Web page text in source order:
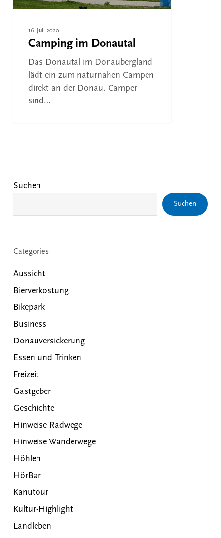
16. Juli 2020
Camping im Donautal
Das Donautal im Donaubergland
lädt ein zum naturnahen Campen
direkt an der Donau. Camper
sind…
Suchen
Suchen
Categories
Aussicht
Bierverkostung
Bikepark
Business
Donauversickerung
Essen und Trinken
Freizeit
Gastgeber
Geschichte
Hinweise Radwege
Hinweise Wanderwege
Höhlen
HörBar
Kanutour
Kultur-Highlight
Landleben